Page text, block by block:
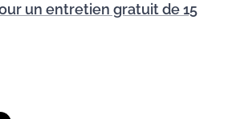
un entretien gratuit de 15